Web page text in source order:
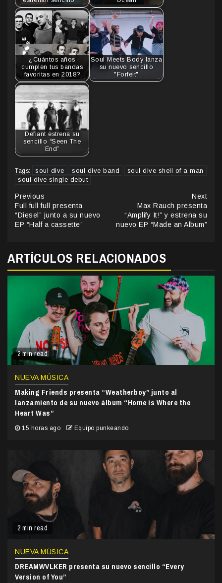
¿Cuántos años
cumplen tus bandas
favoritas en 2018?
Soul Meets Body lanza
su nuevo sencillo
"Forfeit"
Defiant estrena su
sencillo “Seen The
End”
Tags: soul dive soul dive band
soul dive shell of a man
soul dive single debut
Continue
Reading
Previous
Full full full presenta
“Diesel” junto a su nuevo
EP “Half a cassette”
Next
Max Rauch presenta
“Amplify It!” y estrena su
nuevo EP “Made an Album”
ARTÍCULOS RELACIONADOS
2 min read
NUEVA MÚSICA
Making Friends presenta “Weatherboy” junto al
lanzamiento de su nuevo álbum “Home is Where the
Heart Was”
15 horas ago Equipo punkeando
2 min read
NUEVA MÚSICA
DREAMWVLKER presenta su nuevo sencillo “Every
Version of You”